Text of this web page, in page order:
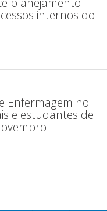
internos do
Enfermagem no
e estudantes de